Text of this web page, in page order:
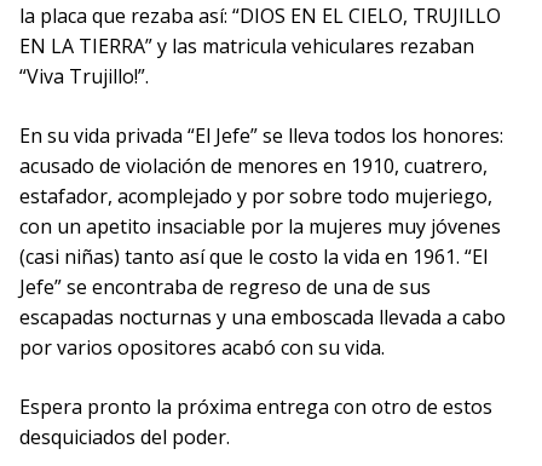
la placa que rezaba así: “DIOS EN EL CIELO, TRUJILLO
EN LA TIERRA” y las matricula vehiculares rezaban
“Viva Trujillo!”.
En su vida privada “El Jefe” se lleva todos los honores:
acusado de violación de menores en 1910, cuatrero,
estafador, acomplejado y por sobre todo mujeriego,
con un apetito insaciable por la mujeres muy jóvenes
(casi niñas) tanto así que le costo la vida en 1961. “El
Jefe” se encontraba de regreso de una de sus
escapadas nocturnas y una emboscada llevada a cabo
por varios opositores acabó con su vida.
Espera pronto la próxima entrega con otro de estos
desquiciados del poder.